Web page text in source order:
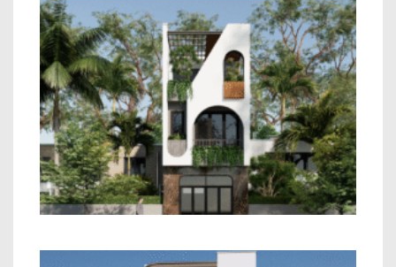
Mẫu Nhà Phố 2 Tầng Hiện Đại